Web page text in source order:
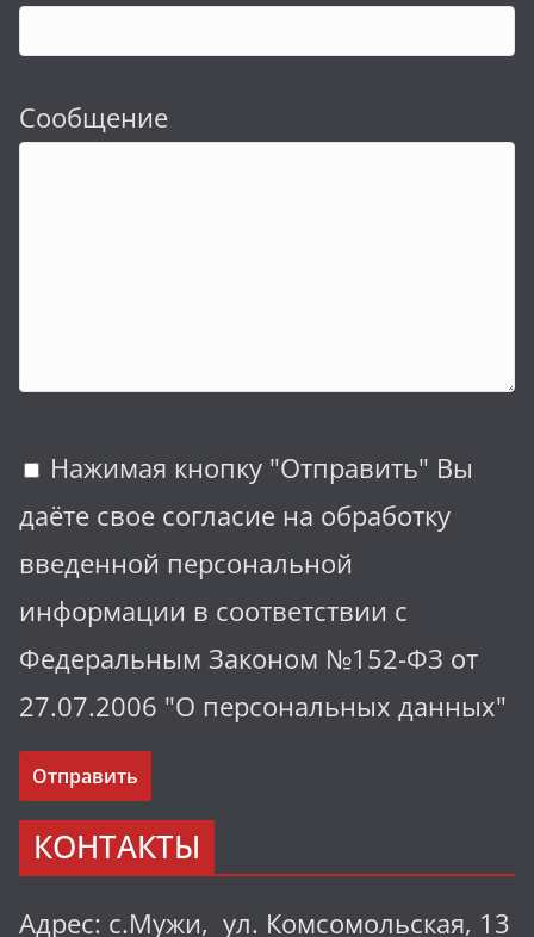
Сообщение
Нажимая кнопку "Отправить" Вы
даёте свое согласие на обработку
введенной персональной
информации в соответствии с
Федеральным Законом №152-ФЗ от
27.07.2006 "О персональных данных"
КОНТАКТЫ
Адрес: с.Мужи, ул. Комсомольская, 13